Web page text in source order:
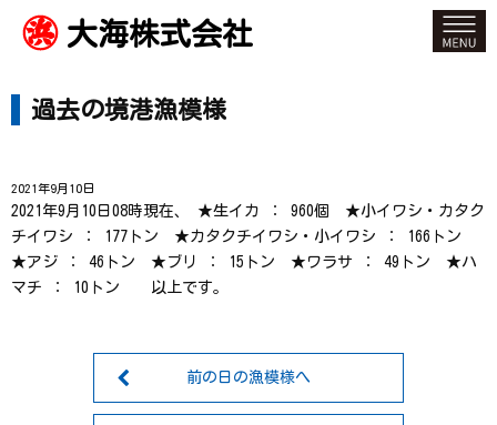
大海株式会社
過去の境港漁模様
2021年9月10日
2021年9月10日08時現在、 ★生イカ ： 960個 ★小イワシ・カタク
チイワシ ： 177トン ★カタクチイワシ・小イワシ ： 166トン
★アジ ： 46トン ★ブリ ： 15トン ★ワラサ ： 49トン ★ハ
マチ ： 10トン 以上です。
前の日の漁模様へ